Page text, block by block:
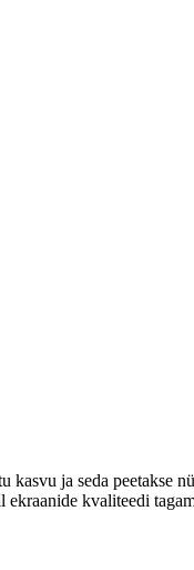
kasvu ja seda peetakse
kvaliteedi